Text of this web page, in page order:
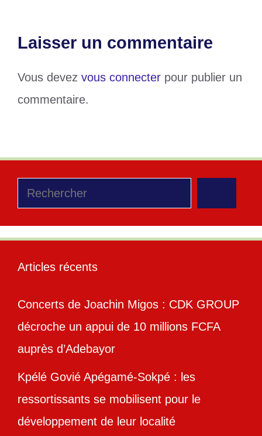
Laisser un commentaire
Vous devez vous connecter pour publier un
commentaire.
Rechercher
Articles récents
Concerts de Joachin Migos : CDK GROUP
décroche un appui de 10 millions FCFA
auprès d’Adebayor
Kpélé Govié Apégamé-Sokpé : les
ressortissants se mobilisent pour le
développement de leur localité